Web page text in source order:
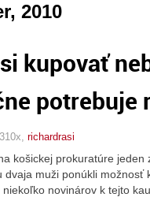
2010
kupovať
potrebuje
richardrasi
košickej prokuratúre
muži ponúkli možnosť
novinárov k tejto